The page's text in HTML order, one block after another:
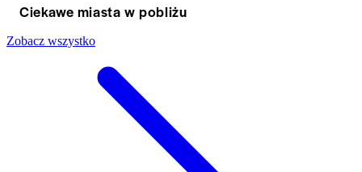
Ciekawe miasta w pobliżu
Zobacz wszystko